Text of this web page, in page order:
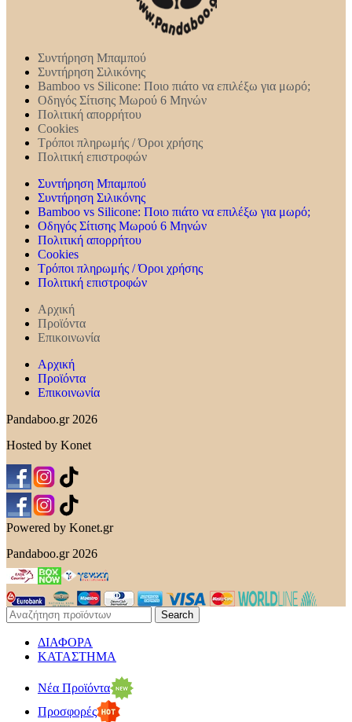
Συντήρηση Mπαμπού
Συντήρηση Σιλικόνης
Bamboo vs Silicone: Ποιο πιάτο να επιλέξω για μωρό;
Οδηγός Σίτισης Μωρού 6 Μηνών
Πολιτική απορρήτου
Cookies
Τρόποι πληρωμής / Όροι χρήσης
Πολιτική επιστροφών
Συντήρηση Mπαμπού
Συντήρηση Σιλικόνης
Bamboo vs Silicone: Ποιο πιάτο να επιλέξω για μωρό;
Οδηγός Σίτισης Μωρού 6 Μηνών
Πολιτική απορρήτου
Cookies
Τρόποι πληρωμής / Όροι χρήσης
Πολιτική επιστροφών
Αρχική
Προϊόντα
Επικοινωνία
Αρχική
Προϊόντα
Επικοινωνία
Pandaboo.gr 2026
Hosted by Konet
Powered by Konet.gr
Pandaboo.gr 2026
Search
ΔΙΑΦΟΡΑ
ΚΑΤΑΣΤΗΜΑ
Νέα Προϊόντα
Προσφορές